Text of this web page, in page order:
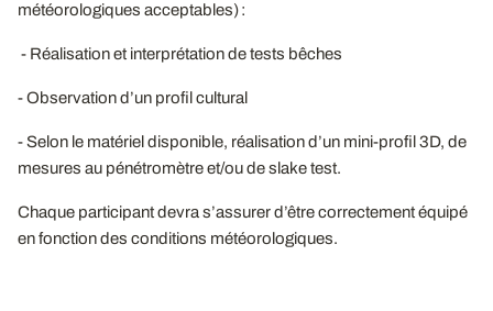
météorologiques acceptables) :
- Réalisation et interprétation de tests bêches
- Observation d’un profil cultural
- Selon le matériel disponible, réalisation d’un mini-profil 3D, de
mesures au pénétromètre et/ou de slake test.
Chaque participant devra s’assurer d’être correctement équipé
en fonction des conditions météorologiques.